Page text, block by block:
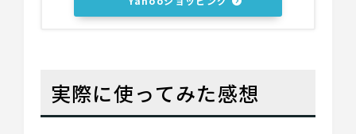
実際に使ってみた感想